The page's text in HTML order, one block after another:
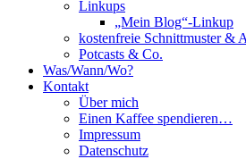
Linkups
„Mein Blog“-Linkup
kostenfreie Schnittmuster &
Potcasts & Co.
Was/Wann/Wo?
Kontakt
Über mich
Einen Kaffee spendieren…
Impressum
Datenschutz